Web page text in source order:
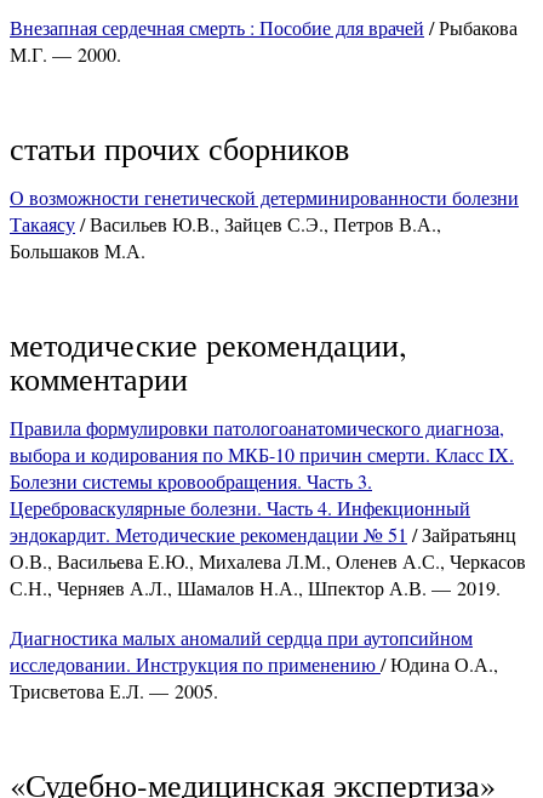
Внезапная сердечная смерть : Пособие для врачей / Рыбакова
М.Г. — 2000.
статьи прочих сборников
О возможности генетической детерминированности болезни
Такаясу/ Васильев Ю.В., Зайцев С.Э., Петров В.А.,
Большаков М.А.
методические рекомендации,
комментарии
Правила формулировки патологоанатомического диагноза,
выбора и кодирования по МКБ-10 причин смерти. Класс IX.
Болезни системы кровообращения. Часть 3.
Цереброваскулярные болезни. Часть 4. Инфекционный
эндокардит. Методические рекомендации № 51 / Зайратьянц
О.В., Васильева Е.Ю., Михалева Л.М., Оленев А.С., Черкасов
С.Н., Черняев А.Л., Шамалов Н.А., Шпектор А.В. — 2019.
Диагностика малых аномалий сердца при аутопсийном
исследовании. Инструкция по применению/ Юдина О.А.,
Трисветова Е.Л. — 2005.
«Судебно-медицинская экспертиза»